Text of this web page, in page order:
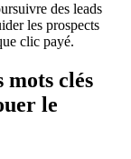
des leads
les prospects
clic payé.
clés
le